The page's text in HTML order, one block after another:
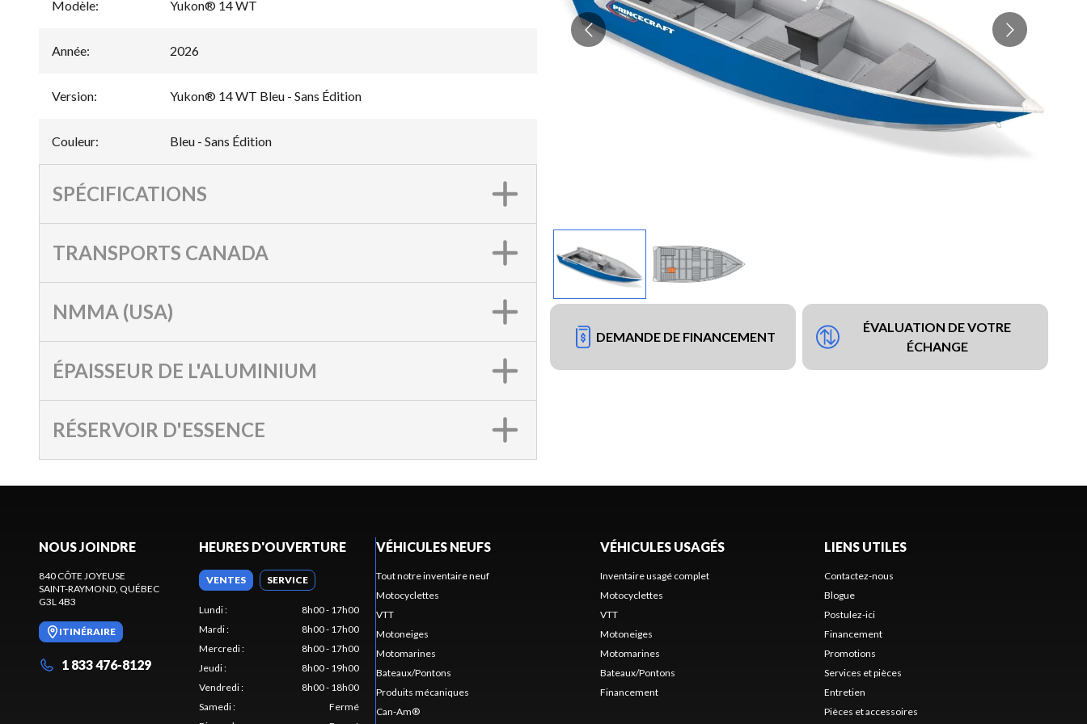
DEMANDE DE FINANCEMENT
ÉVALUATION DE VOTRE
ÉCHANGE
Modèle: Yukon® 14 WT
Année: 2026
Version: Yukon® 14 WT Bleu - Sans Édition
Couleur: Bleu - Sans Édition
SPÉCIFICATIONS
TRANSPORTS CANADA
NMMA (USA)
ÉPAISSEUR DE L'ALUMINIUM
RÉSERVOIR D'ESSENCE
NOUS JOINDRE
840 CÔTE JOYEUSE
SAINT-RAYMOND , QUÉBEC
G3L 4B3
ITINÉRAIRE
1 833 476-8129
HEURES D'OUVERTURE
VENTES SERVICE
Lundi:
8h00 - 17h00
Mardi:
8h00 - 17h00
Mercredi:
8h00 - 17h00
Jeudi:
8h00 - 19h00
Vendredi:
8h00 - 18h00
Samedi:
Fermé
VÉHICULES NEUFS
Tout notre inventaire neuf
Motocyclettes
VTT
Motoneiges
Motomarines
Bateaux/Pontons
Produits mécaniques
Can-Am®
VÉHICULES USAGÉS
Inventaire usagé complet
Motocyclettes
VTT
Motoneiges
Motomarines
Bateaux/Pontons
Financement
LIENS UTILES
Contactez-nous
Blogue
Postulez-ici
Financement
Promotions
Services et pièces
Entretien
Pièces et accessoires